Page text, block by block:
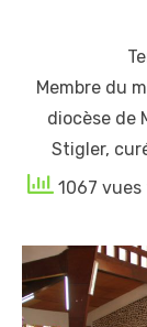
Membre du
diocèse de
Stigler,
1067